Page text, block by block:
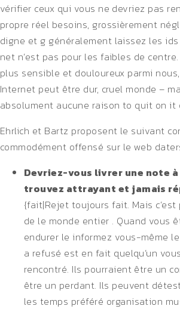
vérifier ceux qui vous ne devriez pas
propre réel besoins, grossièrement
digne et g généralement laissez les ids
net n’est pas pour les faibles de
plus sensible et douloureux parmi
Internet peut être dur, cruel monde –
absolument aucune raison to quit on it
Ehrlich et Bartz proposent le suivant
commodément offensé sur le web
Devriez-vous livrer une note
trouvez attrayant et jamais
{fait|Rejet toujours fait. Mais
de le monde entier . Quand vous
endurer le informez vous-même
a refusé est en fait quelqu’un
rencontré. Ils pourraient être un
être un perdant. Ils peuvent
les temps préféré organisation